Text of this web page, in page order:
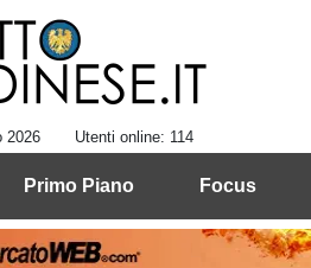
2026 Utenti online: 114
Primo Piano Focus